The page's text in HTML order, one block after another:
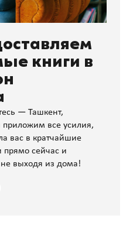
книги в
— Ташкент,
все усилия,
вас в кратчайшие
прямо сейчас и
выходя из дома!